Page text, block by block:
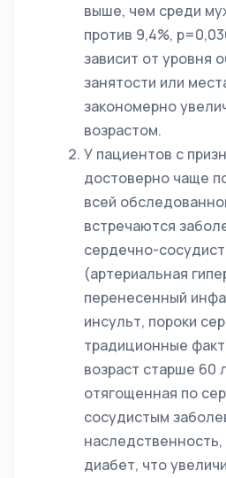
выше, чем среди
против 9,4%,
зависит от уровня
занятости или
закономерно
возрастом.
У пациентов с
достоверно чаще
всей
встречаются
сердечно-
(артериальная
перенесенный
инсульт, пороки
традиционные
возраст старше 60
отягощенная по
сосудистым
наследственность,
диабет, что